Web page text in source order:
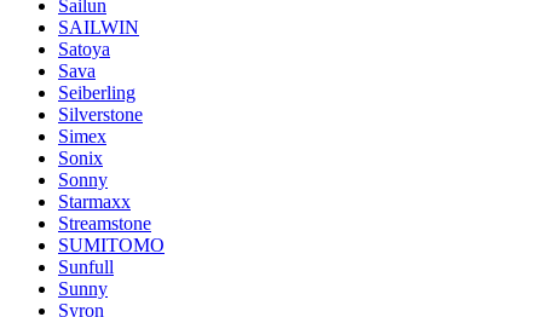
Sailun
SAILWIN
Satoya
Sava
Seiberling
Silverstone
Simex
Sonix
Sonny
Starmaxx
Streamstone
SUMITOMO
Sunfull
Sunny
Syron